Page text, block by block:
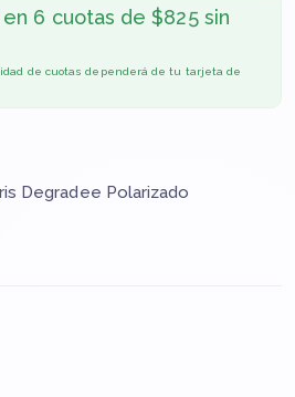
6 cuotas de $825 sin
de cuotas dependerá de tu tarjeta de
Degradee Polarizado